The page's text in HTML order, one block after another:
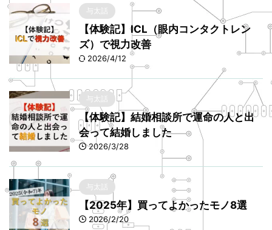
与太話
【体験記】ICL（眼内コンタクトレン
ズ）で視力改善
2026/4/12
与太話
【体験記】結婚相談所で運命の人と出
会って結婚しました
2026/3/28
与太話
【2025年】買ってよかったモノ8選
2026/2/20